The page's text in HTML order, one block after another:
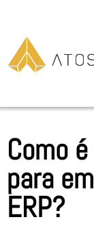
Como
para
ERP?